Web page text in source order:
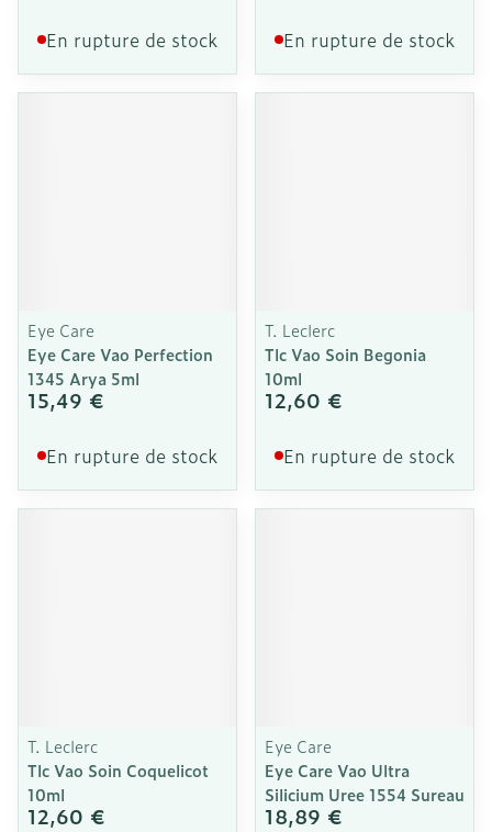
En rupture de stock En rupture de stock
Eye Care
Eye Care Vao Perfection
1345 Arya 5ml
15,49 €
En rupture de stock
T. Leclerc
Tlc Vao Soin Begonia
10ml
12,60 €
En rupture de stock
T. Leclerc
Tlc Vao Soin Coquelicot
10ml
12,60 €
Eye Care
Eye Care Vao Ultra
Silicium Uree 1554 Sureau
18,89 €